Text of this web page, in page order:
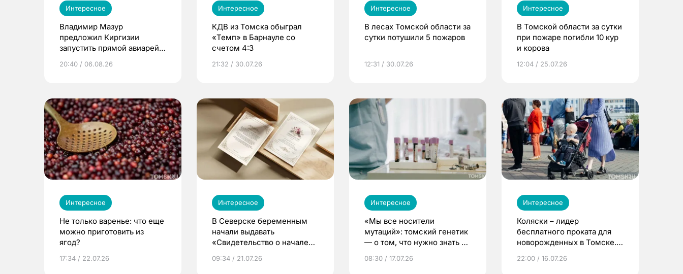
Интересное
Владимир Мазур
предложил Киргизии
запустить прямой авиарейс
20:40 / 06.08.26
Интересное
КДВ из Томска обыграл
«Темп» в Барнауле со
счетом 4:3
21:32 / 30.07.26
Интересное
В лесах Томской области за
сутки потушили 5 пожаров
12:31 / 30.07.26
Интересное
В Томской области за сутки
при пожаре погибли 10 кур
и корова
12:04 / 25.07.26
Интересное
Не только варенье: что еще
можно приготовить из
ягод?
17:34 / 22.07.26
Интересное
В Северске беременным
начали выдавать
«Свидетельство о начале
09:34 / 21.07.26
Интересное
«Мы все носители
мутаций»: томский генетик
— о том, что нужно знать до
08:30 / 17.07.26
Интересное
Коляски – лидер
бесплатного проката для
новорожденных в Томске.
22:00 / 16.07.26